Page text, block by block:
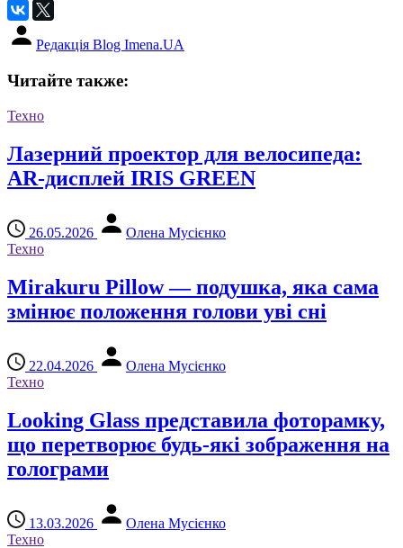
Редакція Blog Imena.UA
Читайте также:
Техно
Лазерний проектор для велосипеда:
AR-дисплей IRIS GREEN
26.05.2026
Олена Мусієнко
Техно
Mirakuru Pillow — подушка, яка сама
змінює положення голови уві сні
22.04.2026
Олена Мусієнко
Техно
Looking Glass представила фоторамку,
що перетворює будь-які зображення на
голограми
13.03.2026
Олена Мусієнко
Техно